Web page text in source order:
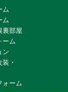
ム
ム
裏部屋
ーム
ン
・
ォーム